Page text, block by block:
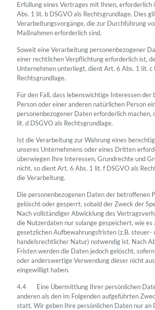
Erfüllung eines Vertrages mit Ihnen, erforderlich
Abs. 1 lit. b DSGVO als Rechtsgrundlage. Dies
Verarbeitungsvorgänge, die zur Durchführung
Maßnahmen erforderlich sind.
Soweit eine Verarbeitung personenbezogener
einer rechtlichen Verpflichtung erforderlich ist,
Unternehmen unterliegt, dient Art. 6 Abs. 1 lit. c
Rechtsgrundlage.
Für den Fall, dass lebenswichtige Interessen der
Person oder einer anderen natürlichen Person
personenbezogener Daten erforderlich machen,
lit. d DSGVO als Rechtsgrundlage.
Ist die Verarbeitung zur Wahrung eines
unseres Unternehmens oder eines Dritten
überwiegen Ihre Interessen, Grundrechte und
nicht, so dient Art. 6 Abs. 1 lit. f DSGVO als
die Verarbeitung.
Die personenbezogenen Daten der betroffenen
gelöscht oder gesperrt, sobald der Zweck der
Nach vollständiger Abwicklung des
die Nutzerdaten nur solange gespeichert, wie es
gesetzlichen Aufbewahrungsfristen (z.B. steuer-
handelsrechtlicher Natur) notwendig ist. Nach
Fristen werden die Daten jedoch gelöscht,
oder anderswertige Verwendung dieser nicht
eingewilligt haben.
4.4 Eine Übermittlung Ihrer persönlichen
anderen als den im Folgenden aufgeführten
statt. Wir geben Ihre persönlichen Daten nur an